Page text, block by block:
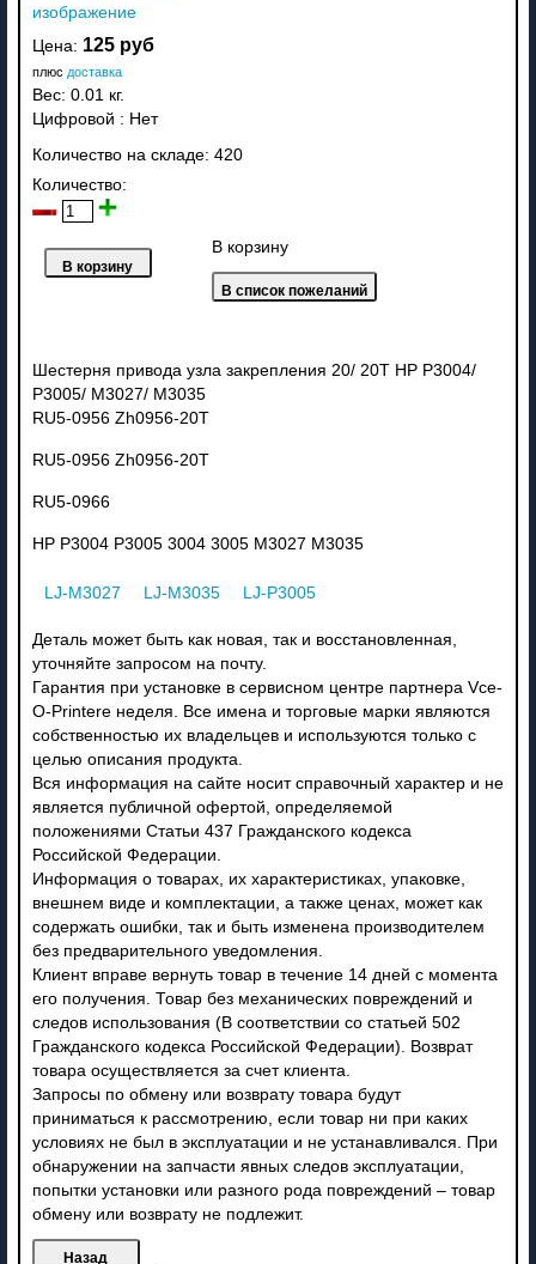
изображение
Цена: 125 руб
плюс доставка
Вес: 0.01 кг.
Цифровой : Нет
Количество на складе: 420
Количество:
В корзину
Шестерня привода узла закрепления 20/ 20T HP P3004/
P3005/ M3027/ M3035
RU5-0956 Zh0956-20T
RU5-0956 Zh0956-20T
RU5-0966
HP P3004 P3005 3004 3005 M3027 M3035
LJ-M3027 LJ-M3035 LJ-P3005
Деталь может быть как новая, так и восстановленная,
уточняйте запросом на почту.
Гарантия при установке в сервисном центре партнера Vce-
O-Printere неделя. Все имена и торговые марки являются
собственностью их владельцев и используются только с
целью описания продукта.
Вся информация на сайте носит справочный характер и не
является публичной офертой, определяемой
положениями Статьи 437 Гражданского кодекса
Российской Федерации.
Информация о товарах, их характеристиках, упаковке,
внешнем виде и комплектации, а также ценах, может как
содержать ошибки, так и быть изменена производителем
без предварительного уведомления.
Клиент вправе вернуть товар в течение 14 дней с момента
его получения. Товар без механических повреждений и
следов использования (В соответствии со статьей 502
Гражданского кодекса Российской Федерации). Возврат
товара осуществляется за счет клиента.
Запросы по обмену или возврату товара будут
приниматься к рассмотрению, если товар ни при каких
условиях не был в эксплуатации и не устанавливался. При
обнаружении на запчасти явных следов эксплуатации,
попытки установки или разного рода повреждений – товар
обмену или возврату не подлежит.